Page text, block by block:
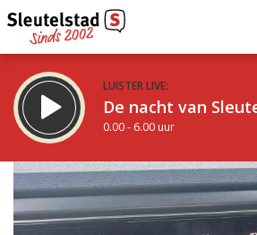
LUISTER LIVE:
De nacht van
0.00 - 6.00 uur
STRAKS:
De ochtend van Sleutelstad
6.00 - 12.00 uur
Vorig uur
uur 1 van 0